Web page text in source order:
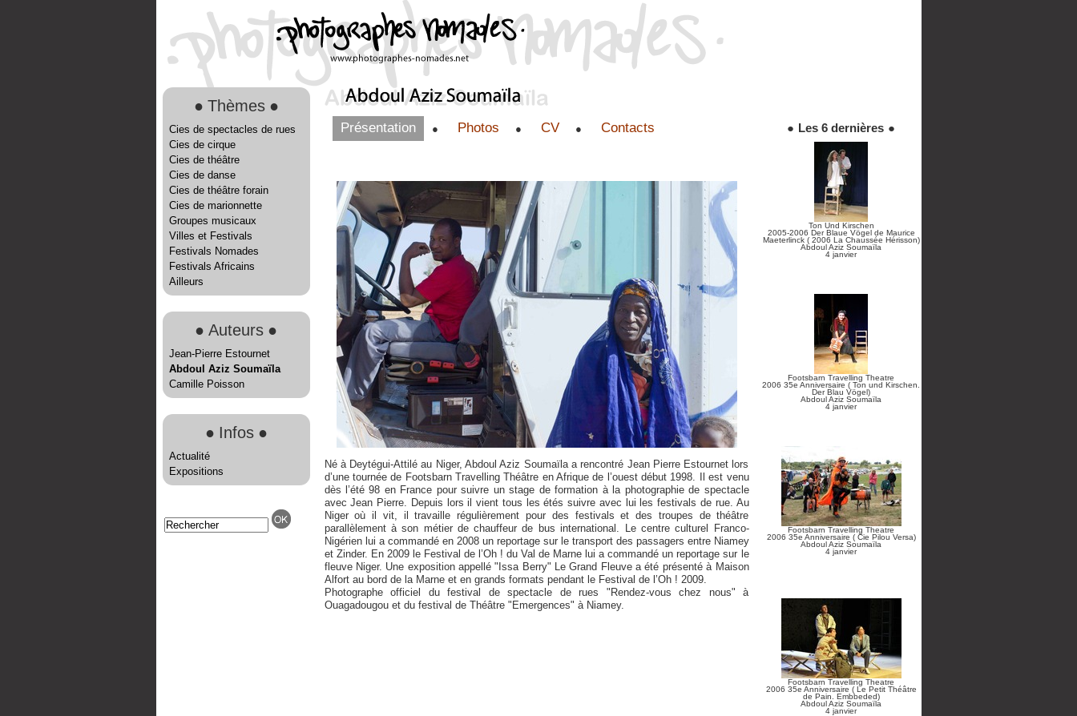
● Thèmes ●
Cies de spectacles de rues
Cies de cirque
Cies de théâtre
Cies de danse
Cies de théâtre forain
Cies de marionnette
Groupes musicaux
Villes et Festivals
Festivals Nomades
Festivals Africains
Ailleurs
● Auteurs ●
Jean-Pierre Estournet
Abdoul Aziz Soumaïla
Camille Poisson
● Infos ●
Actualité
Expositions
Présentation ● Photos ● CV ● Contacts
Né à Deytégui-Attilé au Niger, Abdoul Aziz Soumaïla a rencontré Jean Pierre Estournet lors
d’une tournée de Footsbarn Travelling Théâtre en Afrique de l’ouest début 1998. Il est venu
dès l’été 98 en France pour suivre un stage de formation à la photographie de spectacle
avec Jean Pierre. Depuis lors il vient tous les étés suivre avec lui les festivals de rue. Au
Niger où il vit, il travaille régulièrement pour des festivals et des troupes de théâtre
parallèlement à son métier de chauffeur de bus international. Le centre culturel Franco-
Nigérien lui a commandé en 2008 un reportage sur le transport des passagers entre Niamey
et Zinder. En 2009 le Festival de l’Oh ! du Val de Marne lui a commandé un reportage sur le
fleuve Niger. Une exposition appellé "Issa Berry" Le Grand Fleuve a été présenté à Maison
Alfort au bord de la Marne et en grands formats pendant le Festival de l’Oh ! 2009.
Photographe officiel du festival de spectacle de rues "Rendez-vous chez nous" à
Ouagadougou et du festival de Théâtre "Emergences" à Niamey.
● Les 6 dernières ●
Ton Und Kirschen
2005-2006 Der Blaue Vögel de Maurice
Maeterlinck ( 2006 La Chaussée Hérisson)
Abdoul Aziz Soumaïla
4 janvier
Footsbarn Travelling Theatre
2006 35e Anniversaire ( Ton und Kirschen.
Der Blau Vögel)
Abdoul Aziz Soumaïla
4 janvier
Footsbarn Travelling Theatre
2006 35e Anniversaire ( Cie Pilou Versa)
Abdoul Aziz Soumaïla
4 janvier
Footsbarn Travelling Theatre
2006 35e Anniversaire ( Le Petit Théâtre
de Pain. Embbeded)
Abdoul Aziz Soumaïla
4 janvier